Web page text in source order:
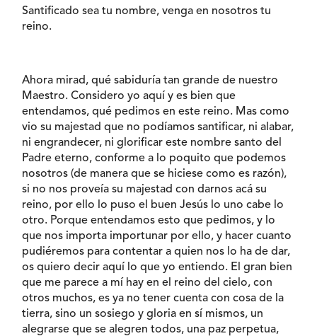
Santificado sea tu nombre, venga en nosotros tu
reino.
Ahora mirad, qué sabiduría tan grande de nuestro
Maestro. Considero yo aquí y es bien que
entendamos, qué pedimos en este reino. Mas como
vio su majestad que no podíamos santificar, ni alabar,
ni engrandecer, ni glorificar este nombre santo del
Padre eterno, conforme a lo poquito que podemos
nosotros (de manera que se hiciese como es razón),
si no nos proveía su majestad con darnos acá su
reino, por ello lo puso el buen Jesús lo uno cabe lo
otro. Porque entendamos esto que pedimos, y lo
que nos importa importunar por ello, y hacer cuanto
pudiéremos para contentar a quien nos lo ha de dar,
os quiero decir aquí lo que yo entiendo. El gran bien
que me parece a mí hay en el reino del cielo, con
otros muchos, es ya no tener cuenta con cosa de la
tierra, sino un sosiego y gloria en sí mismos, un
alegrarse que se alegren todos, una paz perpetua,